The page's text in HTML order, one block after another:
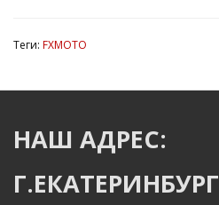
Теги: FXMOTO
НАШ АДРЕС:
Г.ЕКАТЕРИНБУРГ